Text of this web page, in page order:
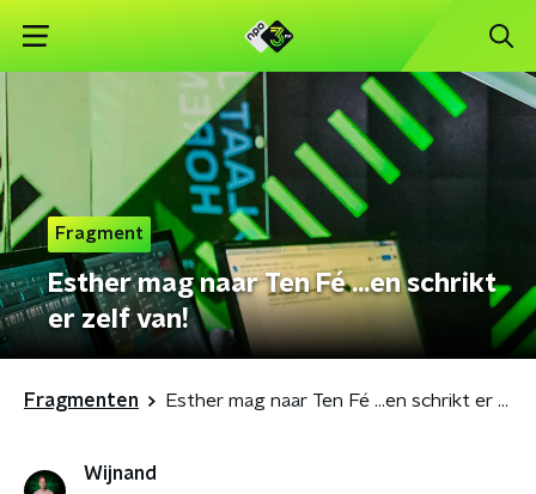
Fragment
Esther mag naar Ten Fé ...en schrikt
er zelf van!
Fragmenten Esther mag naar Ten Fé ...en schrikt er zelf van!
Wijnand